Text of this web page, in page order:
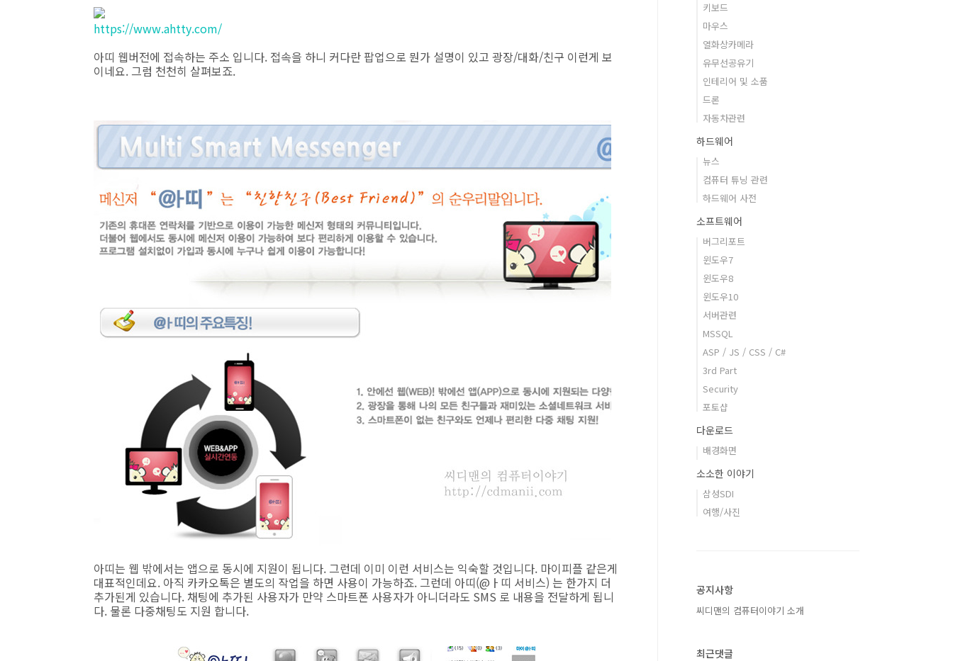
https://www.ahtty.com/
아띠 웹버전에 접속하는 주소 입니다. 접속을 하니 커다란 팝업으로 뭔가 설명이 있고 광장/대화/친구 이런게 보
이네요. 그럼 천천히 살펴보죠.
아띠는 웹 밖에서는 앱으로 동시에 지원이 됩니다. 그런데 이미 이런 서비스는 익숙할 것입니다. 마이피플 같은게
대표적인데요. 아직 카카오톡은 별도의 작업을 하면 사용이 가능하죠. 그런데 아띠(@ㅏ띠 서비스) 는 한가지 더
추가된게 있습니다. 채팅에 추가된 사용자가 만약 스마트폰 사용자가 아니더라도 SMS 로 내용을 전달하게 됩니
다. 물론 다중채팅도 지원 합니다.
키보드
마우스
열화상카메라
유무선공유기
인테리어 및 소품
드론
자동차관련
하드웨어
뉴스
컴퓨터 튜닝 관련
하드웨어 사전
소프트웨어
버그리포트
윈도우7
윈도우8
윈도우10
서버관련
MSSQL
ASP / JS / CSS / C#
3rd Part
Security
포토샵
다운로드
배경화면
소소한 이야기
삼성SDI
여행/사진
공지사항
씨디맨의 컴퓨터이야기 소개
최근댓글